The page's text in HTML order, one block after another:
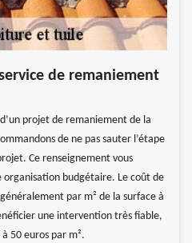
de remaniement
projet de remaniement de la
de ne pas sauter l’étape
Ce renseignement vous
budgétaire. Le coût de
par m² de la surface à
une intervention très fiable,
50 euros par m².